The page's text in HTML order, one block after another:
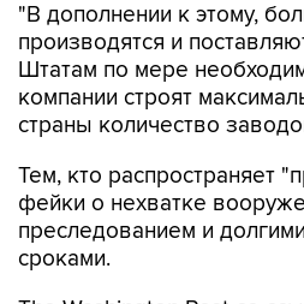
"В дополнении к этому,
производятся и
Штатам по мере
компании строят
страны количество
Тем, кто распространяет
фейки о нехватке
преследованием и
сроками.